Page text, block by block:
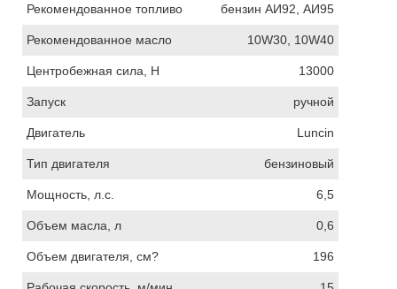
Рекомендованное топливо бензин АИ92, АИ95
Рекомендованное масло 10W30, 10W40
Центробежная сила, Н 13000
Запуск ручной
Двигатель Luncin
Тип двигателя бензиновый
Мощность, л.с. 6,5
Объем масла, л 0,6
Объем двигателя, см? 196